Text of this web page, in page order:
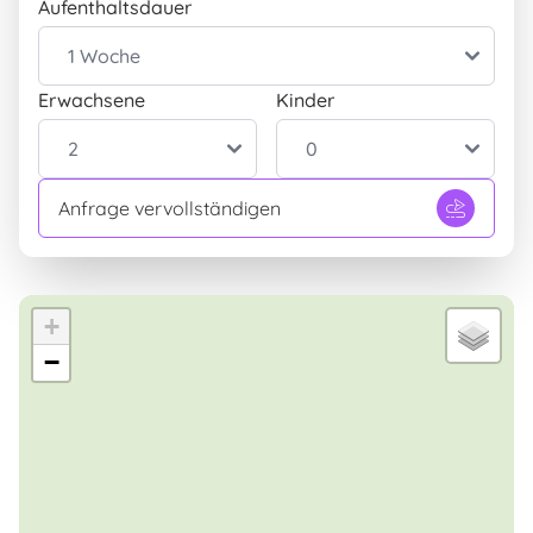
Aufenthaltsdauer
Erwachsene Kinder
Anfrage vervollständigen
+
−